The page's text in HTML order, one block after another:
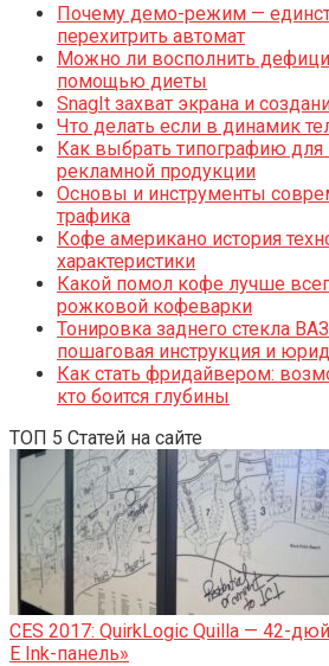
Почему демо-режим —
перехитрить автомат
Можно ли восполнить
помощью диеты
SnagIt захват экрана и
Что делать если в динамик
Как выбрать типографию для
рекламной продукции
Основы и инструменты
трафика
Кофе американо история
характеристики
Какой помол кофе лучше
рожковой кофеварки
Тонировка заднего стекла
пошаговая инструкция и
Как стать фридайвером:
кто боится глубины
ТОП 5 Статей на сайте
CES 2017: QuirkLogic Quilla — 42-
E Ink-панель»